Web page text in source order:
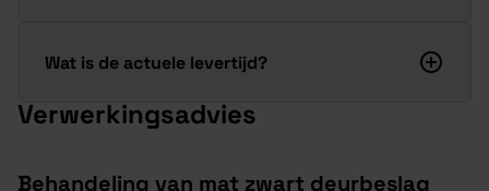
Wat is de actuele levertijd?
Verwerkingsadvies
Behandeling van mat zwart deurbeslag